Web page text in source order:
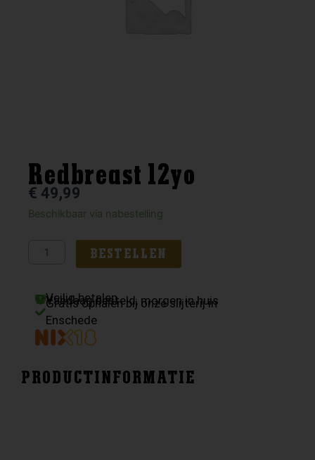
Redbreast 12yo
€ 49,99
Beschikbaar via nabestelling
Redbreast
aantal
BESTELLEN
Veilig betalen
Vandaag besteld, morgen in huis
Gratis ophalen bij onze slijterij in
Enschede
PRODUCTINFORMATIE